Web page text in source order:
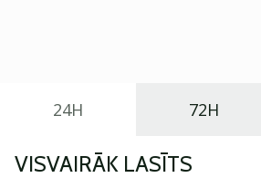
24H 72H
VISVAIRĀK LASĪTS